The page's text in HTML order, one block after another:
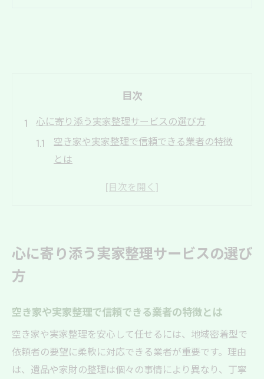
目次
心に寄り添う実家整理サービスの選び方
空き家や実家整理で信頼できる業者の特徴
とは
地域密着で実家整理に強いサービスを選ぶ
は
空き家や実家整理で安心できる進め方
空き家の実家整理を計画的に進める手順
不安を解消する実家整理サービスの進め方
心に寄り添う実家整理サービスの選び
方
空き家や実家整理で信頼できる業者の特徴とは
空き家や実家整理を安心して任せるには、地域密着型で
依頼者の要望に柔軟に対応できる業者が重要です。理由
は、遺品や家財の整理は個々の事情により異なり、丁寧